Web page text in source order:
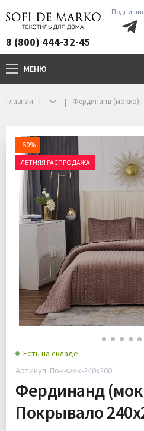
8 (800) 444-32-45
МЕНЮ
Главная Фердинанд (мокко)
-50%
ЛЕТНЯЯ РАСПРОДАЖА
Есть на складе
Артикул: Пок-Фмк-240х260
Фердинанд
Покрывало